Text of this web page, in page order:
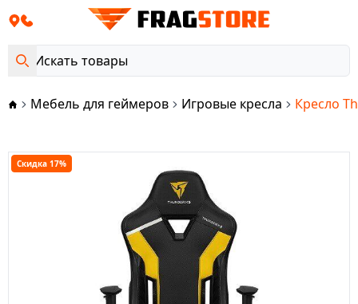
Мебель для геймеров Игровые кресла Кресло
Скидка 17%